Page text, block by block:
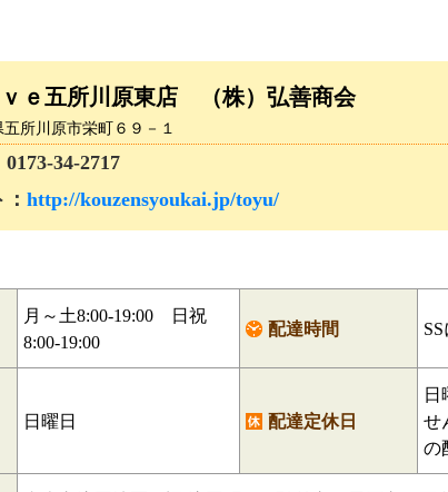
ｖｅ五所川原東店 （株）弘善商会
所川原市栄町６９－１
34-2717
http://kouzensyoukai.jp/toyu/
月～土8:00-19:00 日祝
8:00-19:00
配達時間
日曜日 配達定休日
日
せ
の